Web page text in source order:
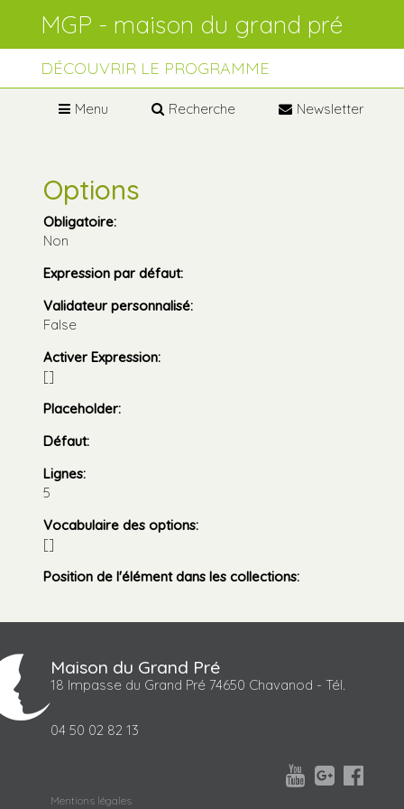
Aller
navigation
personnels
DÉCOUVRIR LE PROGRAMME
Menu Recherche Newsletter
Options
Obligatoire:
Non
Expression par défaut:
Validateur personnalisé:
False
Activer Expression:
[]
Placeholder:
Défaut:
Lignes:
5
Vocabulaire des options:
[]
Position de l'élément dans les collections:
Maison du Grand Pré
18 Impasse du Grand Pré 74650 Chavanod - Tél.
04 50 02 82 13



Mentions légales